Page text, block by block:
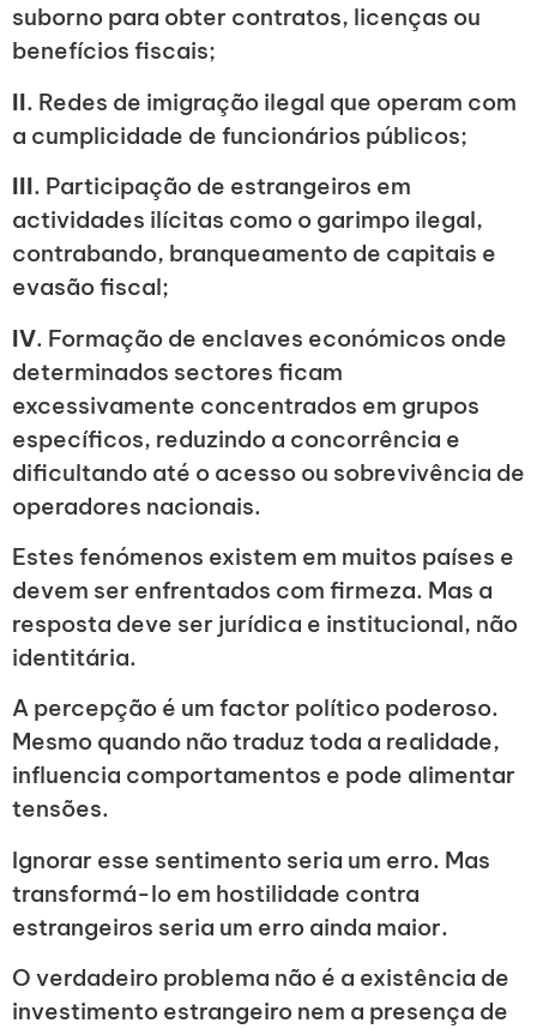
suborno para obter contratos, licenças ou
benefícios fiscais;
II. Redes de imigração ilegal que operam com
a cumplicidade de funcionários públicos;
III. Participação de estrangeiros em
actividades ilícitas como o garimpo ilegal,
contrabando, branqueamento de capitais e
evasão fiscal;
IV. Formação de enclaves económicos onde
determinados sectores ficam
excessivamente concentrados em grupos
específicos, reduzindo a concorrência e
dificultando até o acesso ou sobrevivência de
operadores nacionais.
Estes fenómenos existem em muitos países e
devem ser enfrentados com firmeza. Mas a
resposta deve ser jurídica e institucional, não
identitária.
A percepção é um factor político poderoso.
Mesmo quando não traduz toda a realidade,
influencia comportamentos e pode alimentar
tensões.
Ignorar esse sentimento seria um erro. Mas
transformá-lo em hostilidade contra
estrangeiros seria um erro ainda maior.
O verdadeiro problema não é a existência de
investimento estrangeiro nem a presença de